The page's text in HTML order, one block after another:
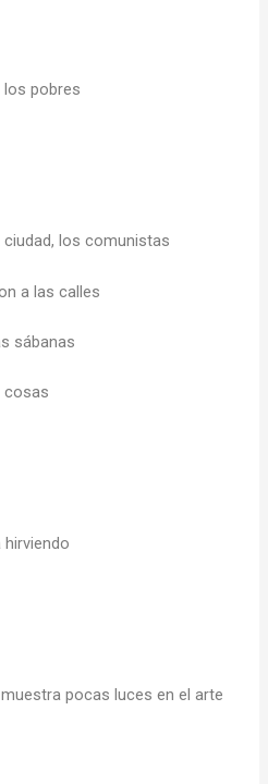
los pobres
los comunistas
a las calles
sábanas
cosas
pocas luces en el arte